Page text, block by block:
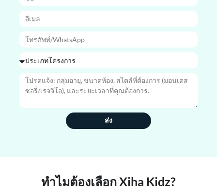
ส่ง
ทำไมต้องเลือก Xiha Kidz?